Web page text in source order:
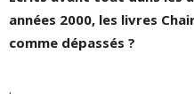
années 2000, les livres
comme dépassés ?
.